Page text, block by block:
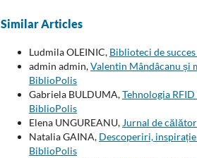
Similar Articles
Ludmila OLEINIC, Biblioteci de succes
admin admin,Valentin Mândâcanu și
BiblioPolis
Gabriela BULDUMA,Tehnologia
BiblioPolis
Elena UNGUREANU, Jurnal de
Natalia GAINA, Descoperiri,
BiblioPolis